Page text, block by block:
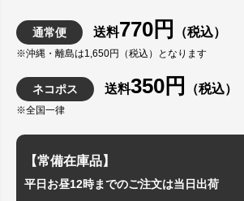
通常便 送料770円 （税込）
※沖縄・離島は1,650円（税込）となります
ネコポス 送料350円 （税込）
※全国一律
【常備在庫品】
平日お昼12時までのご注文は当日出荷